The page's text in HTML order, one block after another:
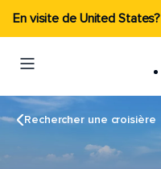
En visite de United States?
Rechercher une croisière